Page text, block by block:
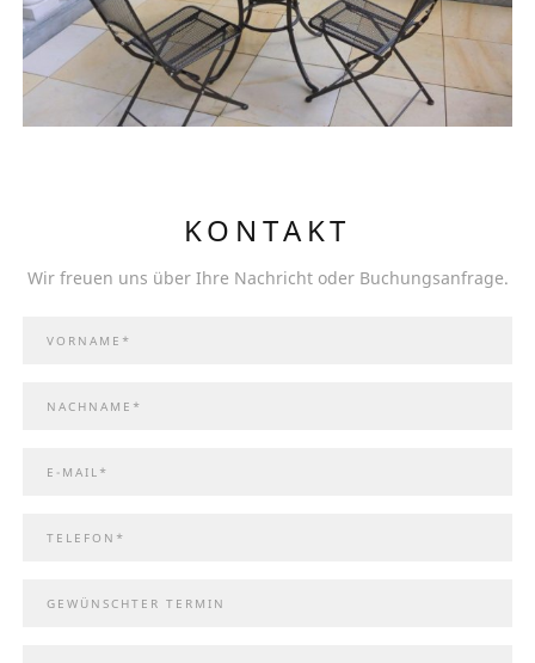
KONTAKT
Wir freuen uns über Ihre Nachricht oder Buchungsanfrage.